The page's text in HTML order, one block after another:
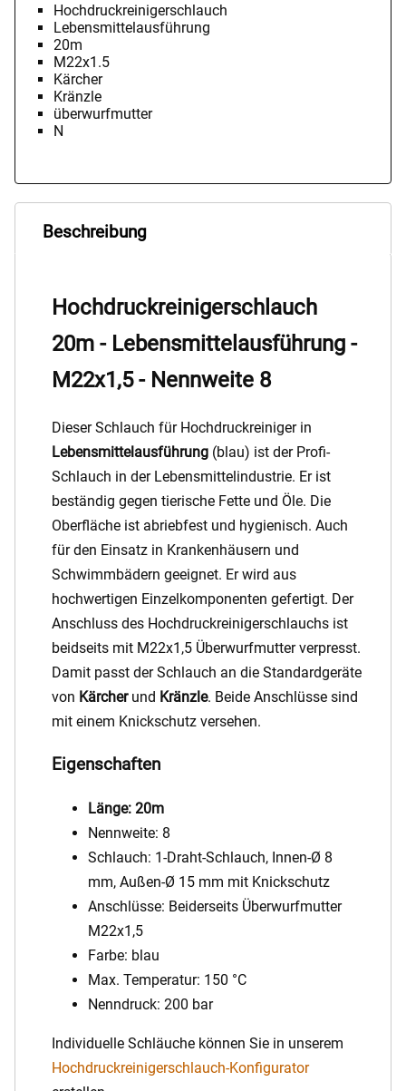
Hochdruckreinigerschlauch
Lebensmittelausführung
20m
M22x1.5
Kärcher
Kränzle
überwurfmutter
N
Beschreibung
Hochdruckreinigerschlauch
20m - Lebensmittelausführung -
M22x1,5 - Nennweite 8
Dieser Schlauch für Hochdruckreiniger in
Lebensmittelausführung (blau) ist der Profi-
Schlauch in der Lebensmittelindustrie. Er ist
beständig gegen tierische Fette und Öle. Die
Oberfläche ist abriebfest und hygienisch. Auch
für den Einsatz in Krankenhäusern und
Schwimmbädern geeignet. Er wird aus
hochwertigen Einzelkomponenten gefertigt. Der
Anschluss des Hochdruckreinigerschlauchs ist
beidseits mit M22x1,5 Überwurfmutter verpresst.
Damit passt der Schlauch an die Standardgeräte
von Kärcherund Kränzle. Beide Anschlüsse sind
mit einem Knickschutz versehen.
Eigenschaften
Länge: 20m
Nennweite: 8
Schlauch: 1-Draht-Schlauch, Innen-Ø 8
mm, Außen-Ø 15 mm mit Knickschutz
Anschlüsse: Beiderseits Überwurfmutter
M22x1,5
Farbe: blau
Max. Temperatur: 150 °C
Nenndruck: 200 bar
Individuelle Schläuche können Sie in unserem
Hochdruckreinigerschlauch-Konfigurator